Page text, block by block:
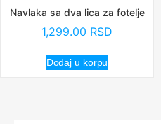
Navlaka sa dva lica za fotelje
1,299.00 RSD
Dodaj u korpu